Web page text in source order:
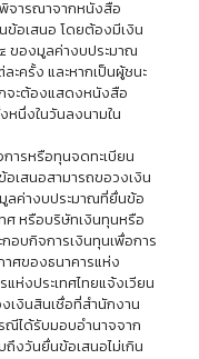
จารณาจากหนังสือ
อเสนอ โดยต้องมีเงิน
ของมูลค่างบประมาณ
ะครั้ง และหากเป็นผู้ชนะ
จะต้องแสดงหนังสือ
นึ่งในวันลงนามใน
ารหรือทุนจดทะเบียน
เสนอสามารถขอวงเงิน
ลค่างบประมาณที่ยื่นข้อ
ศ หรือบริษัทเงินทุนหรือ
บกิจการเงินทุนเพื่อการ
ศของธนาคารแห่ง
ห่งประเทศไทยแจ้งเวียน
เงินสินเชื่อที่สำนักงาน
ได้รับมอบอำนาจจาก
งวันยื่นข้อเสนอไม่เกิน